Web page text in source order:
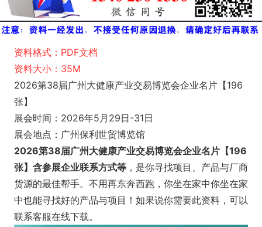
资料格式：PDF文档
资料大小：35M
2026第38届广州大健康产业交易博览会企业名片【196
张】
展会时间：2026年5月29日-31日
展会地点： 广州保利世贸博览馆
2026第38届广州大健康产业交易博览会企业名片【196
张】含参展企业联系方式等 ，是你寻找项目、产品与厂商
货源的最佳帮手。不用再东奔西跑，你坐在家中你坐在家
中也能寻找好的产品与项目！如果说你需要此资料，可以
联系客服在线下载。